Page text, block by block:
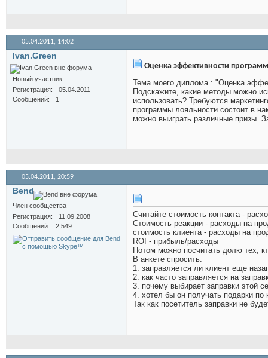
05.04.2011, 14:02
Ivan.Green
Новый участник
Регистрация
05.04.2011
Сообщений
1
Оценка эффективности
Тема моего диплома : "Оценка
Подскажите, какие методы можно
использовать? Требуются
программы лояльности состоит в
можно выиграть различные призы.
05.04.2011, 20:59
Bend
Член сообщества
Регистрация
11.09.2008
Сообщений
2,549
Считайте стоимость контакта -
Стоимость реакции - расходы на
стоимость клиента - расходы на
ROI - прибыль/расходы
Потом можно посчитать долю тех,
В анкете спросить:
1. заправляется ли клиент еще
2. как часто заправляется на
3. почему выбирает заправки этой
4. хотел бы он получать подарки по
Так как посетитель заправки не